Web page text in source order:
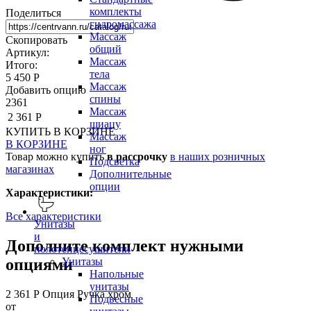
комплекты
гидромассажа
Массаж
общий
Массаж
тела
Массаж
спины
Массаж
шиацу
Массаж
ног
Подсветка
Дополнительные
опции
Унитазы
и
полотенцесушители
Унитазы
Напольные
унитазы
Подвесные
Поделиться
Скопировать
Артикул:
Итого:
5 450 Р
Добавить опцию
2361
2 361 Р
КУПИТЬ В КОРЗИНЕ
В КОРЗИНЕ
Товар можно купитьв рассрочку в наших розничных
магазинах
Характеристики:
Все характеристики
Дополните комплект нужными
опциями
2 361 Р Опция Ручка хром
от